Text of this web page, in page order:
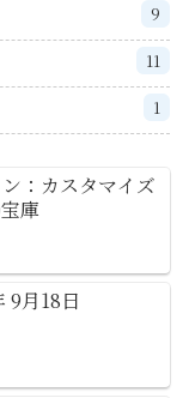
9
11
1
：カスタマイズ
庫
月18日